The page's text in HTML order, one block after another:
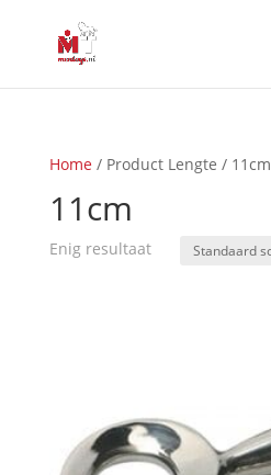
Home/ Product Lengte / 11cm
11cm
Enig resultaat